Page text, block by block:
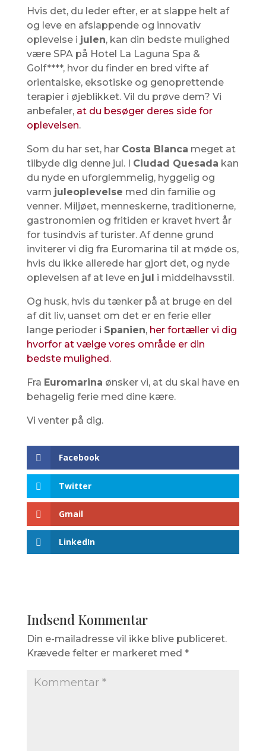
Hvis det, du leder efter, er at slappe helt af
og leve en afslappende og innovativ
oplevelse i julen, kan din bedste mulighed
være SPA på Hotel La Laguna Spa &
Golf****, hvor du finder en bred vifte af
orientalske, eksotiske og genoprettende
terapier i øjeblikket. Vil du prøve dem? Vi
anbefaler, at du besøger deres side for
oplevelsen.
Som du har set, har Costa Blanca meget at
tilbyde dig denne jul. I Ciudad Quesada kan
du nyde en uforglemmelig, hyggelig og
varm juleoplevelse med din familie og
venner. Miljøet, menneskerne, traditionerne,
gastronomien og fritiden er kravet hvert år
for tusindvis af turister. Af denne grund
inviterer vi dig fra Euromarina til at møde os,
hvis du ikke allerede har gjort det, og nyde
oplevelsen af ​​at leve en jul i middelhavsstil.
Og husk, hvis du tænker på at bruge en del
af dit liv, uanset om det er en ferie eller
lange perioder i Spanien, her fortæller vi dig
hvorfor at vælge vores område er din
bedste mulighed.
Fra Euromarina ønsker vi, at du skal have en
behagelig ferie med dine kære.
Vi venter på dig.
Facebook
Twitter
Gmail
LinkedIn
Indsend Kommentar
Din e-mailadresse vil ikke blive publiceret.
Krævede felter er markeret med *